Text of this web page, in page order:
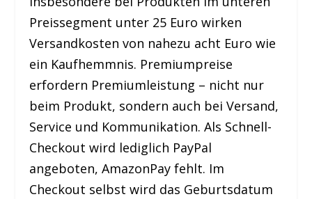
Preissegment unter 25 Euro wirken
Versandkosten von nahezu acht Euro wie
ein Kaufhemmnis. Premiumpreise
erfordern Premiumleistung – nicht nur
beim Produkt, sondern auch bei Versand,
Service und Kommunikation. Als Schnell-
Checkout wird lediglich PayPal
angeboten, AmazonPay fehlt. Im
Checkout selbst wird das Geburtsdatum